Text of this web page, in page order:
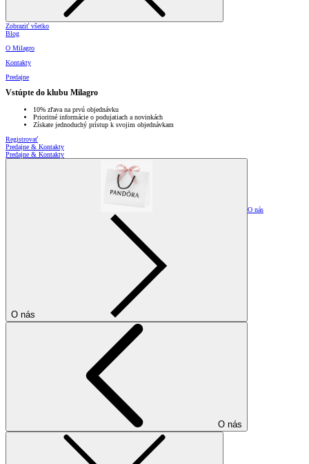
Zobraziť všetko
Blog
O Milagro
Kontakty
Predajne
Vstúpte do klubu Milagro
10% zľava na prvú objednávku
Prioritné informácie o podujatiach a novinkách
Získate jednoduchý prístup k svojim objednávkam
Registrovať
Predajne & Kontakty
Predajne & Kontakty
O nás
O nás
O nás